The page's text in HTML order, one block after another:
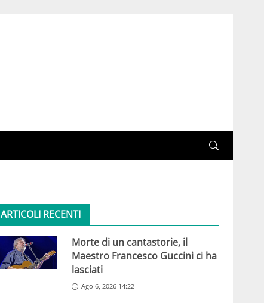
ARTICOLI RECENTI
Morte di un cantastorie, il
Maestro Francesco Guccini ci ha
lasciati
Ago 6, 2026 14:22